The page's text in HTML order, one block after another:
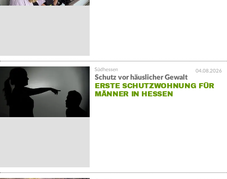
04.08.2026
Schutz vor häuslicher Gewalt
ERSTE SCHUTZWOHNUNG FÜR
MÄNNER IN HESSEN